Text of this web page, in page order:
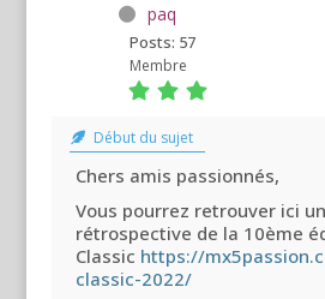
paq
Posts: 57
Membre
Début du sujet
Chers amis passionnés,
Vous pourrez retrouver ici
rétrospective de la 10ème
Classic https://
classic-2022/